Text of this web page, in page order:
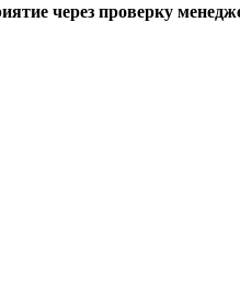
через проверку